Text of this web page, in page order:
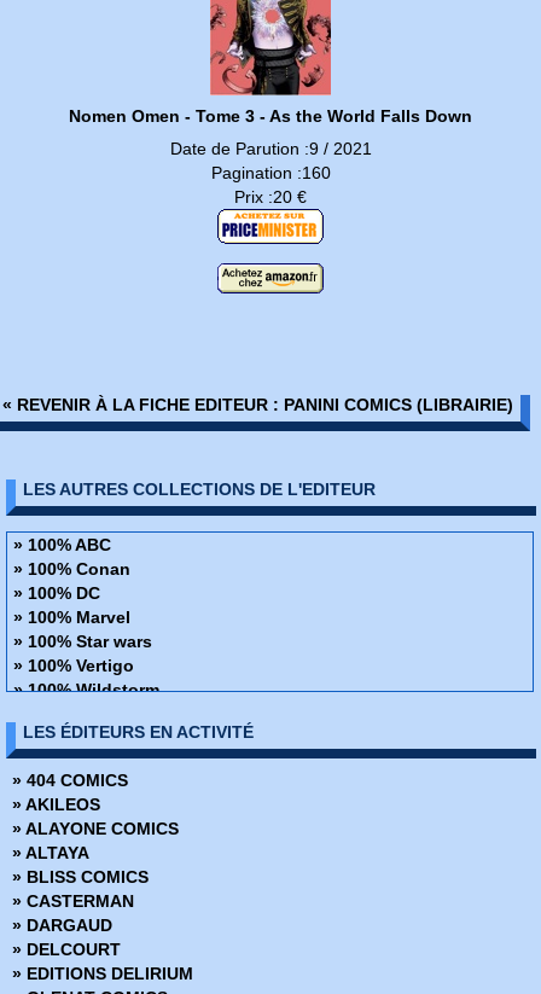
Nomen Omen - Tome 3 - As the World Falls Down
Date de Parution :9 / 2021
Pagination :160
Prix :20 €
« REVENIR À LA FICHE EDITEUR : PANINI COMICS (LIBRAIRIE)
LES AUTRES COLLECTIONS DE L'EDITEUR
» 100% ABC
» 100% Conan
» 100% DC
» 100% Marvel
» 100% Star wars
» 100% Vertigo
» 100% Wildstorm
» ABC Deluxe
» Alien
» Amazing Fantasy
» Avengers - La collection anniversaire
» AWA Studios
» Best Comics
» Best of Marvel
» Best Sellers
» Black, White & Blood
» Boom Studios
» Buffy contre les vampires
LES ÉDITEURS EN ACTIVITÉ
» 404 COMICS
» AKILEOS
» ALAYONE COMICS
» ALTAYA
» BLISS COMICS
» CASTERMAN
» DARGAUD
» DELCOURT
» EDITIONS DELIRIUM